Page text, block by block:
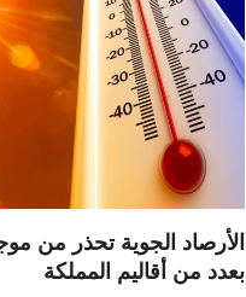
الأرصاد الجوية تحذر من
بعدد من أقاليم المملكة